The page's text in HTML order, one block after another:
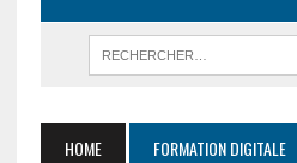
HOME FORMATION DIGITALE